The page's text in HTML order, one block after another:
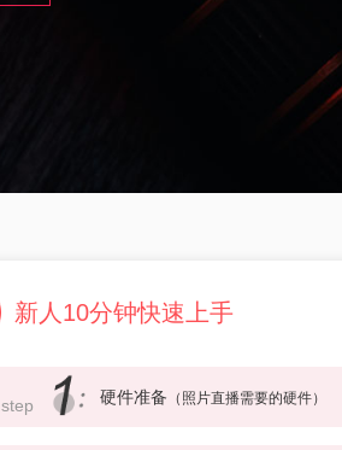
新人10分钟快速上手
step 硬件准备 （照片直播需要的硬件）